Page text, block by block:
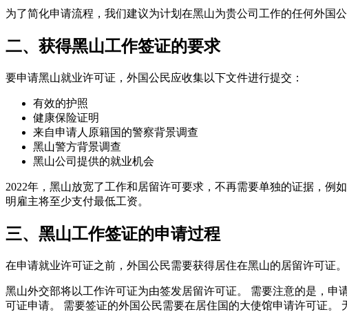
为了简化申请流程，我们建议为计划在黑山为贵公司工作的任何外国公
二、获得黑山工作签证的要求
要申请黑山就业许可证，外国公民应收集以下文件进行提交：
有效的护照
健康保险证明
来自申请人原籍国的警察背景调查
黑山警方背景调查
黑山公司提供的就业机会
2022年，黑山放宽了工作和居留许可要求，不再需要单独的证据，
明雇主将至少支付最低工资。
三、黑山工作签证的申请过程
在申请就业许可证之前，外国公民需要获得居住在黑山的居留许可证
黑山外交部将以工作许可证为由签发居留许可证。 需要注意的是，
可证申请。 需要签证的外国公民需要在居住国的大使馆申请许可证。